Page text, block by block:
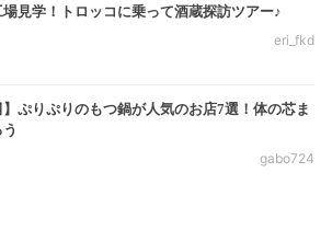
場見学！トロッコに乗って酒蔵探訪ツアー♪
eri_fkd
】ぷりぷりのもつ鍋が人気のお店7選！体の芯ま
gabo724